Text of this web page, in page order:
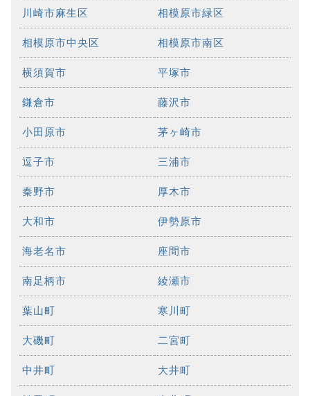
川崎市麻生区 相模原市緑区
相模原市中央区 相模原市南区
横須賀市 平塚市
鎌倉市 藤沢市
小田原市 茅ヶ崎市
逗子市 三浦市
秦野市 厚木市
大和市 伊勢原市
海老名市 座間市
南足柄市 綾瀬市
葉山町 寒川町
大磯町 二宮町
中井町 大井町